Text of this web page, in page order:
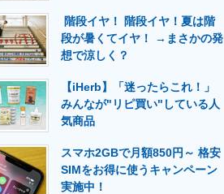
階段イヤ！ 階段イヤ！夏は階
段が暑くてイヤ！ →まさかの発
想で涼しく？
【iHerb】「迷ったらこれ！」
みんなが"リピ買い"している人
気商品
スマホ2GBで月額850円～ 格安
SIMをお得に使うキャンペーン
実施中！